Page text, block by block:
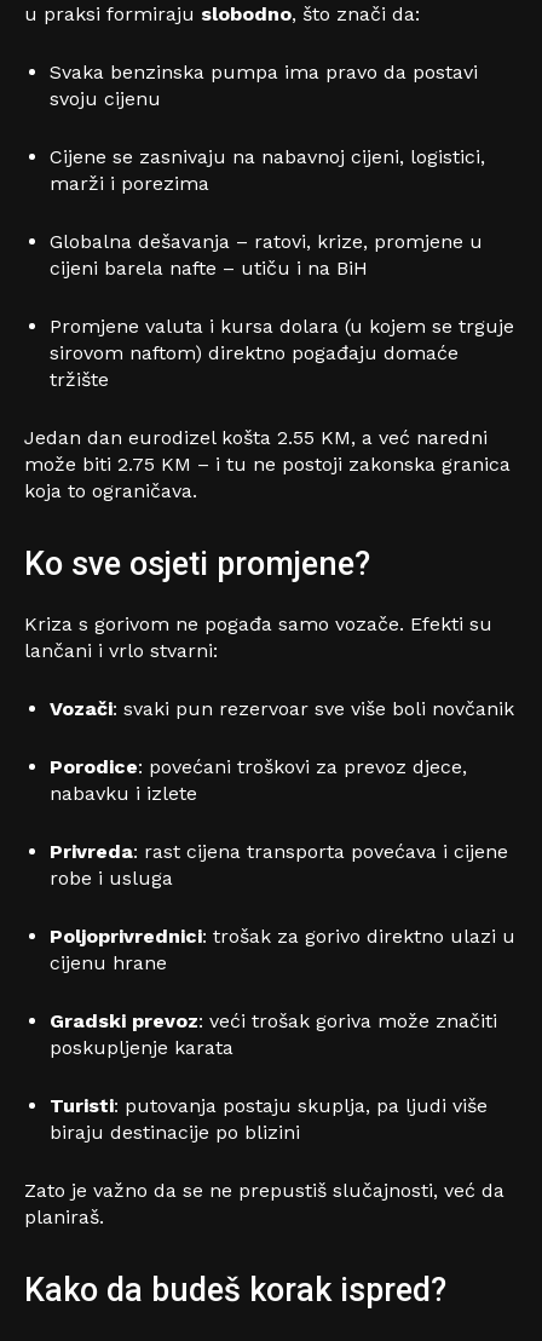
u praksi formiraju slobodno, što znači da:
Svaka benzinska pumpa ima pravo da postavi
svoju cijenu
Cijene se zasnivaju na nabavnoj cijeni, logistici,
marži i porezima
Globalna dešavanja – ratovi, krize, promjene u
cijeni barela nafte – utiču i na BiH
Promjene valuta i kursa dolara (u kojem se trguje
sirovom naftom) direktno pogađaju domaće
tržište
Jedan dan eurodizel košta 2.55 KM, a već naredni
može biti 2.75 KM – i tu ne postoji zakonska granica
koja to ograničava.
Ko sve osjeti promjene?
Kriza s gorivom ne pogađa samo vozače. Efekti su
lančani i vrlo stvarni:
Vozači: svaki pun rezervoar sve više boli novčanik
Porodice: povećani troškovi za prevoz djece,
nabavku i izlete
Privreda: rast cijena transporta povećava i cijene
robe i usluga
Poljoprivrednici: trošak za gorivo direktno ulazi u
cijenu hrane
Gradski prevoz: veći trošak goriva može značiti
poskupljenje karata
Turisti: putovanja postaju skuplja, pa ljudi više
biraju destinacije po blizini
Zato je važno da se ne prepustiš slučajnosti, već da
planiraš.
Kako da budeš korak ispred?